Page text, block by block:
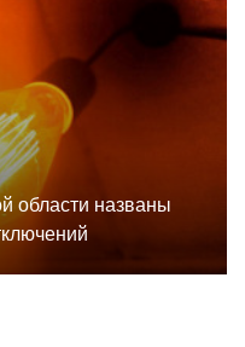
области названы